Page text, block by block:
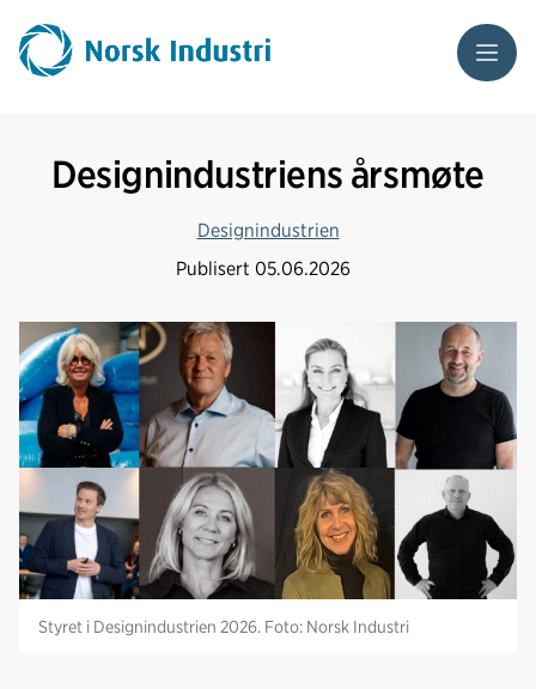
Meny
Designindustriens årsmøte
Designindustrien
Publisert 05.06.2026
Styret i Designindustrien 2026. Foto: Norsk Industri